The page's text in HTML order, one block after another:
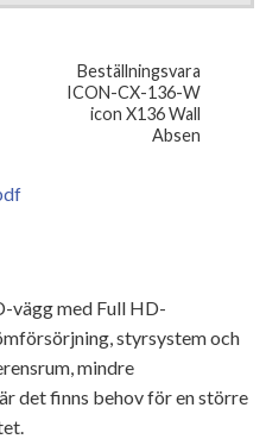
Beställningsvara
ICON-CX-136-W
icon X136 Wall
Absen
vägg med Full HD-
styrsystem och
mindre
det finns behov för en större